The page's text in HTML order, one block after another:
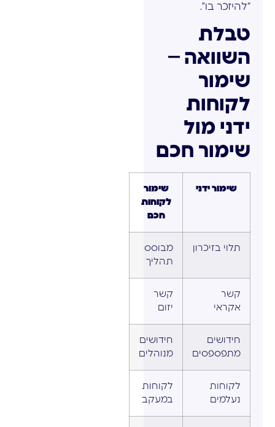
“להיזכר בו”.
טבלת
השוואה –
שימור
לקוחות
ידני מול
שימור חכם
שימור ידני
שימור
לקוחות
חכם
תלוי בזיכרון
מבוסס
תהליך
קשר
אקראי
קשר
יזום
חידושים
מתפספסים
חידושים
מנוהלים
לקוחות
נעלמים
לקוחות
במעקב